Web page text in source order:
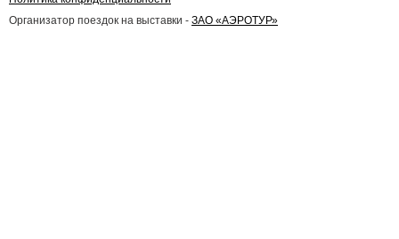
Организатор поездок на выставки - ЗАО «АЭРОТУР»